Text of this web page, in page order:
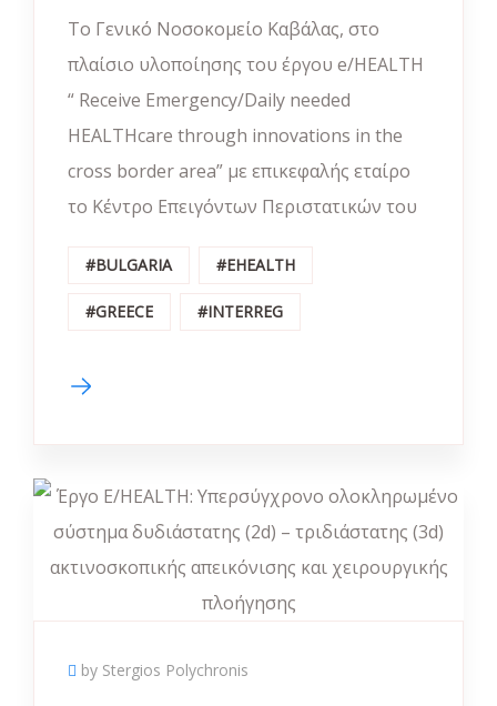
Το Γενικό Νοσοκομείο Καβάλας, στο
πλαίσιο υλοποίησης του έργου e/HEALTH
“ Receive Emergency/Daily needed
HEALTHcare through innovations in the
cross border area” με επικεφαλής εταίρο
το Κέντρο Επειγόντων Περιστατικών του
#BULGARIA #EHEALTH
#GREECE #INTERREG
by Stergios Polychronis